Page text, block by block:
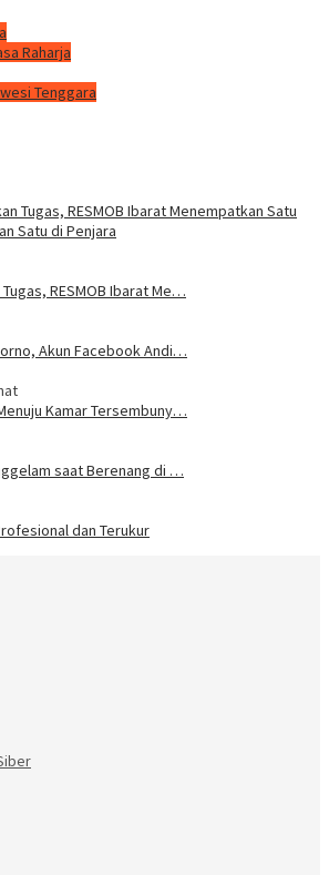
Raharja
Tenggara
RESMOB Ibarat Me…
Akun Facebook Andi…
Kamar Tersembuny…
saat Berenang di …
dan Terukur